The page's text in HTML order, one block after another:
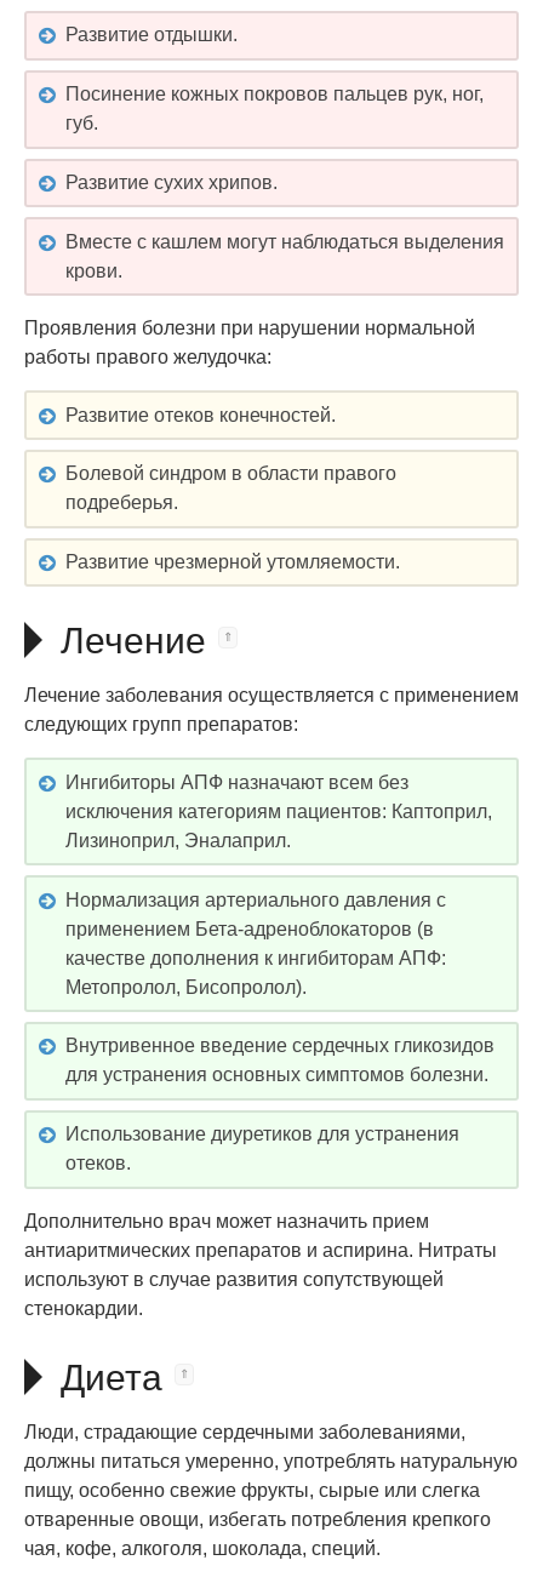
Развитие отдышки.
Посинение кожных покровов пальцев рук, ног,
губ.
Развитие сухих хрипов.
Вместе с кашлем могут наблюдаться выделения
крови.
Проявления болезни при нарушении нормальной
работы правого желудочка:
Развитие отеков конечностей.
Болевой синдром в области правого
подреберья.
Развитие чрезмерной утомляемости.
Лечение
Лечение заболевания осуществляется с применением
следующих групп препаратов:
Ингибиторы АПФ назначают всем без
исключения категориям пациентов: Каптоприл,
Лизиноприл, Эналаприл.
Нормализация артериального давления с
применением Бета-адреноблокаторов (в
качестве дополнения к ингибиторам АПФ:
Метопролол, Бисопролол).
Внутривенное введение сердечных гликозидов
для устранения основных симптомов болезни.
Использование диуретиков для устранения
отеков.
Дополнительно врач может назначить прием
антиаритмических препаратов и аспирина. Нитраты
используют в случае развития сопутствующей
стенокардии.
Диета
Люди, страдающие сердечными заболеваниями,
должны питаться умеренно, употреблять натуральную
пищу, особенно свежие фрукты, сырые или слегка
отваренные овощи, избегать потребления крепкого
чая, кофе, алкоголя, шоколада, специй.